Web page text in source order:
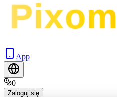
App
0
Zaloguj się